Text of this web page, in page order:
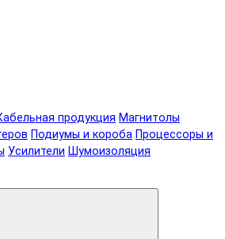
продукция Магнитолы
Подиумы и короба Процессоры и
Усилители Шумоизоляция